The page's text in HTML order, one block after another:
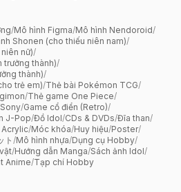
/Mô hình Figma/Mô hình Nendoroid/
Shonen (cho thiếu niên nam)/
nữ)/
trưởng thành)/
thành)/
trẻ em)/Thẻ bài Pokémon TCG/
/Thẻ game One Piece/
Sony/Game cổ điển (Retro)/
J-Pop/Đồ Idol/CDs & DVDs/Đĩa than/
/Móc khóa/Huy hiệu/Poster/
ト /Mô hình nhựa/Dụng cụ Hobby/
/Hướng dẫn Manga/Sách ảnh Idol/
Anime/Tạp chí Hobby